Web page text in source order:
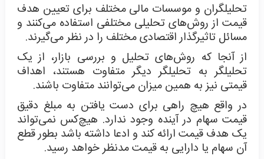
تحلیلگران و موسسات مالی مختلف برای تعیین هدف
قیمت از روش‌های تحلیلی مختلفی استفاده می‌کنند و
مسائل تاثیرگذار اقتصادی مختلف را در نظر می‌گیرند.
از آنجا که روش‌های تحلیل و بررسی بازار، از یک
تحلیلگر به تحلیلگر دیگر متفاوت هستند، اهداف
قیمتی نیز به همین میزان می‌توانند متفاوت باشند.
در واقع هیچ راهی برای دست یافتن به مبلغ دقیق
قیمت سهام در آینده وجود ندارد. هیچ‌کس نمی‌تواند
یک هدف قیمت ارائه کند و ادعا داشته باشد بطور قطع
آن سهام یا دارایی به قیمت مدنظر خواهد رسید.